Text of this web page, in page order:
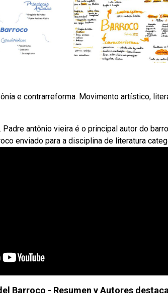
e contrarreforma. Movimento artístico,
antônio vieira é o principal autor do
enviado para a disciplina de literatura
Barroco - Resumen y Autores